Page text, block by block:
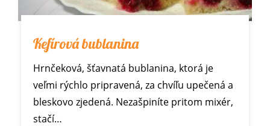
Kefírová bublanina
Hrnčeková, šťavnatá bublanina, ktorá je
veľmi rýchlo pripravená, za chvíľu upečená a
bleskovo zjedená. Nezašpiníte pritom mixér,
stačí…